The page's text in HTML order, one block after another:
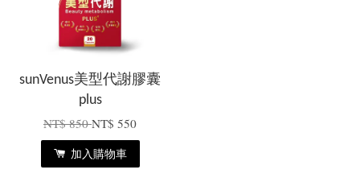
sunVenus美型代謝膠囊
plus
NT$ 850NT$ 550
加入購物車